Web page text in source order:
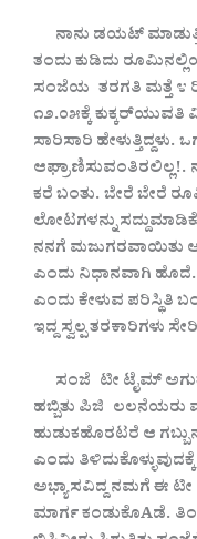
ನಾನು ಡಯಟ್
ತಂದುಕುಡಿದು
ಸಂಜೆಯ ತರಗತಿ ಮತ್ತೆ೪
೧೨.೦೫ಕ್ಕೆಕುಕ್ಕರ್‌ಯುವತಿ
ಸಾರಿಸಾರಿ ಹೇಳುತ್ತಿದ್ದಳು.
ಕರೆಬಂತು. ಬೇರೆಬೇರೆ
ಲೋಟಗಳನ್ನು
ನನಗೆ ಮಜುಗರವಾಯಿತು
ಎಂದು ನಿಧಾನವಾಗಿ
ಎಂದುಕೇಳುವ ಪರಿಸ್ಥಿತಿ
ಇದ್ದಸ್ವಲ್ಪತರಕಾರಿಗಳು
ಸಂಜೆ ಟೀ ಟೈಮ್
ಹಬ್ಬಿತು ಪಿಜಿ ಲಲನೆಯರು
ಹುಡುಕಹೊರಟರೆ ಆ
ಎಂದು ತಿಳಿದುಕೊಳ್ಳುವುದಕ್ಕೆ
ಅಭ್ಯಾಸವಿದ್ದನಮಗೆಈ
ಮಾರ್ಗಕಂಡುಕೊAಡೆ.